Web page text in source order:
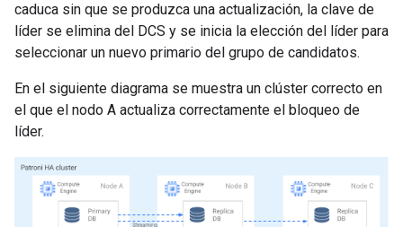
caduca sin que se produzca una actualización, la clave de
líder se elimina del DCS y se inicia la elección del líder para
seleccionar un nuevo primario del grupo de candidatos.
En el siguiente diagrama se muestra un clúster correcto en
el que el nodo A actualiza correctamente el bloqueo de
líder.